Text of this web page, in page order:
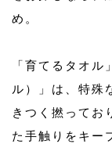
め。
「育てるタオ
ル）」は、特殊
きつく撚ってお
た手触りをキー